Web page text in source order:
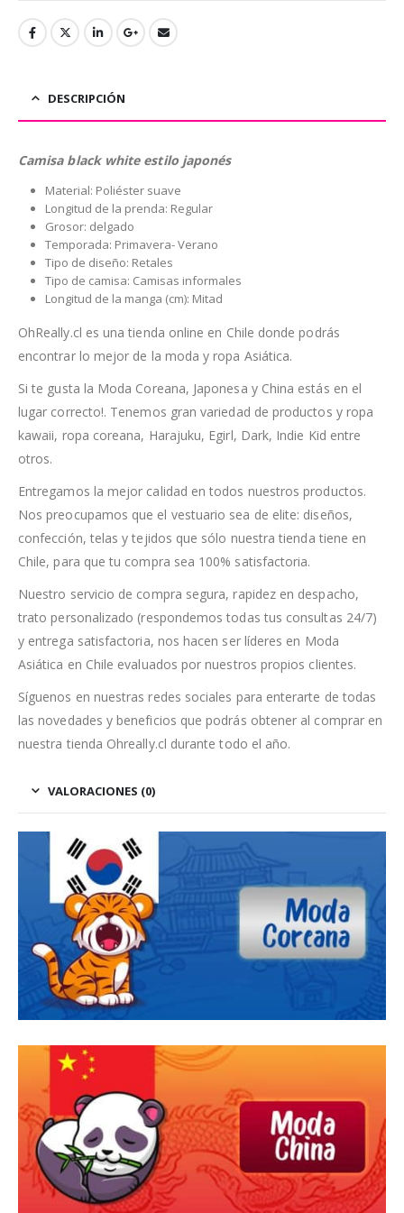
DESCRIPCIÓN
Camisa black white estilo japonés
Material: Poliéster suave
Longitud de la prenda: Regular
Grosor: delgado
Temporada: Primavera- Verano
Tipo de diseño: Retales
Tipo de camisa: Camisas informales
Longitud de la manga (cm): Mitad
OhReally.cl es una tienda online en Chile donde podrás
encontrar lo mejor de la moda y ropa Asiática.
Si te gusta la Moda Coreana, Japonesa y China estás en el
lugar correcto!. Tenemos gran variedad de productos y ropa
kawaii, ropa coreana, Harajuku, Egirl, Dark, Indie Kid entre
otros.
Entregamos la mejor calidad en todos nuestros productos.
Nos preocupamos que el vestuario sea de elite: diseños,
confección, telas y tejidos que sólo nuestra tienda tiene en
Chile, para que tu compra sea 100% satisfactoria.
Nuestro servicio de compra segura, rapidez en despacho,
trato personalizado (respondemos todas tus consultas 24/7)
y entrega satisfactoria, nos hacen ser líderes en Moda
Asiática en Chile evaluados por nuestros propios clientes.
Síguenos en nuestras redes sociales para enterarte de todas
las novedades y beneficios que podrás obtener al comprar en
nuestra tienda Ohreally.cl durante todo el año.
VALORACIONES (0)